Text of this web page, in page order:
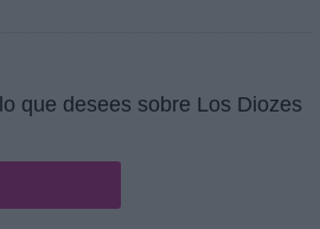
que desees sobre Los Diozes